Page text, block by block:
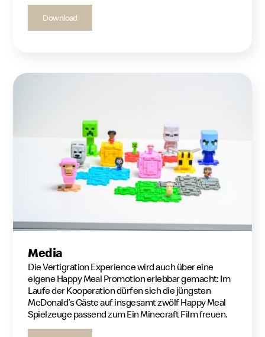
Download
Media
Die Vertigration Experience wird auch über eine
eigene Happy Meal Promotion erlebbar gemacht: Im
Laufe der Kooperation dürfen sich die jüngsten
McDonald’s Gäste auf insgesamt zwölf Happy Meal
Spielzeuge passend zum Ein Minecraft Film freuen.